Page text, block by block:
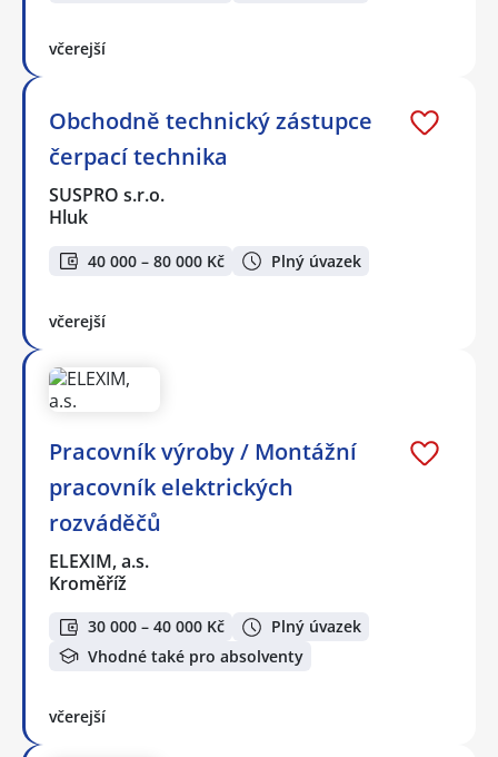
včerejší
Obchodně technický zástupce
čerpací technika
SUSPRO s.r.o.
Hluk
40 000 – 80 000 Kč Plný úvazek
včerejší
Pracovník výroby / Montážní
pracovník elektrických
rozváděčů
ELEXIM, a.s.
Kroměříž
30 000 – 40 000 Kč
Plný úvazek
Vhodné také pro absolventy
včerejší